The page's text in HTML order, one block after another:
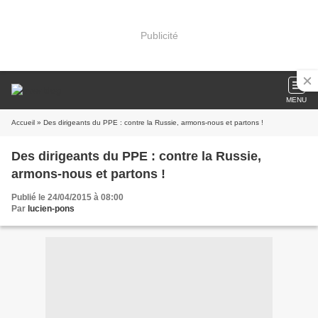
Publicité
MENU
Accueil » Des dirigeants du PPE : contre la Russie, armons-nous et partons !
Des dirigeants du PPE : contre la Russie,
armons-nous et partons !
Publié le 24/04/2015 à 08:00
Par lucien-pons